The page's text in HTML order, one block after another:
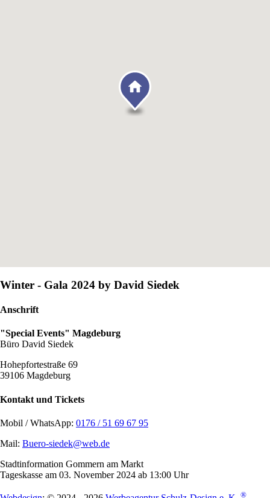
Winter - Gala 2024 by David Siedek
Anschrift
"Special Events" Magdeburg
Büro David Siedek
Hohepfortestraße 69
39106 Magdeburg
Kontakt und Tickets
Mobil / WhatsApp: 0176 / 51 69 67 95
Mail: Buero-siedek@web.de
Stadtinformation Gommern am Markt
Tageskasse am 03. November 2024 ab 13:00 Uhr
®